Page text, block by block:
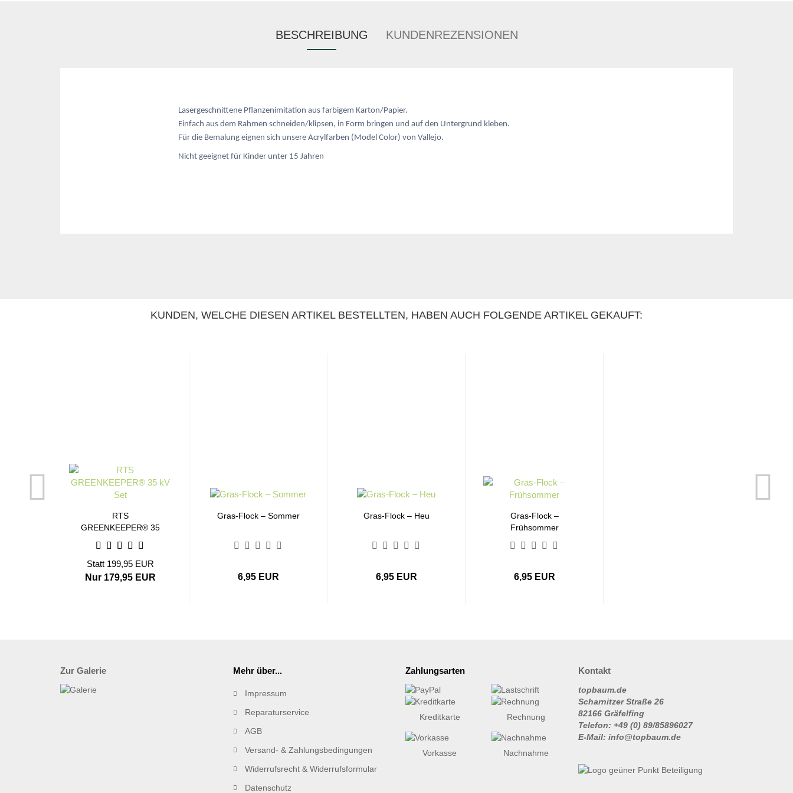
BESCHREIBUNG KUNDENREZENSIONEN
Lasergeschnittene Pflanzenimitation aus farbigem Karton/Papier.
Einfach aus dem Rahmen schneiden/klipsen, in Form bringen und auf den Untergrund kleben.
Für die Bemalung eignen sich unsere Acrylfarben (Model Color) von Vallejo.
Nicht geeignet für Kinder unter 15 Jahren
KUNDEN, WELCHE DIESEN ARTIKEL BESTELLTEN, HABEN AUCH FOLGENDE ARTIKEL GEKAUFT:
RTS
GREENKEEPER® 35
Statt 199,95 EUR
Nur 179,95 EUR
Gras-Flock – Sommer
6,95 EUR
Gras-Flock – Heu
6,95 EUR
Gras-Flock –
Frühsommer
6,95 EUR
Zur Galerie Mehr über...
Impressum
Reparaturservice
AGB
Versand- & Zahlungsbedingungen
Widerrufsrecht & Widerrufsformular
Datenschutz
Zahlungsarten
Kreditkarte Rechnung
Vorkasse Nachnahme
Kontakt
topbaum.de
Scharnitzer Straße 26
82166 Gräfelfing
Telefon: +49 (0) 89/85896027
E-Mail: info@topbaum.de